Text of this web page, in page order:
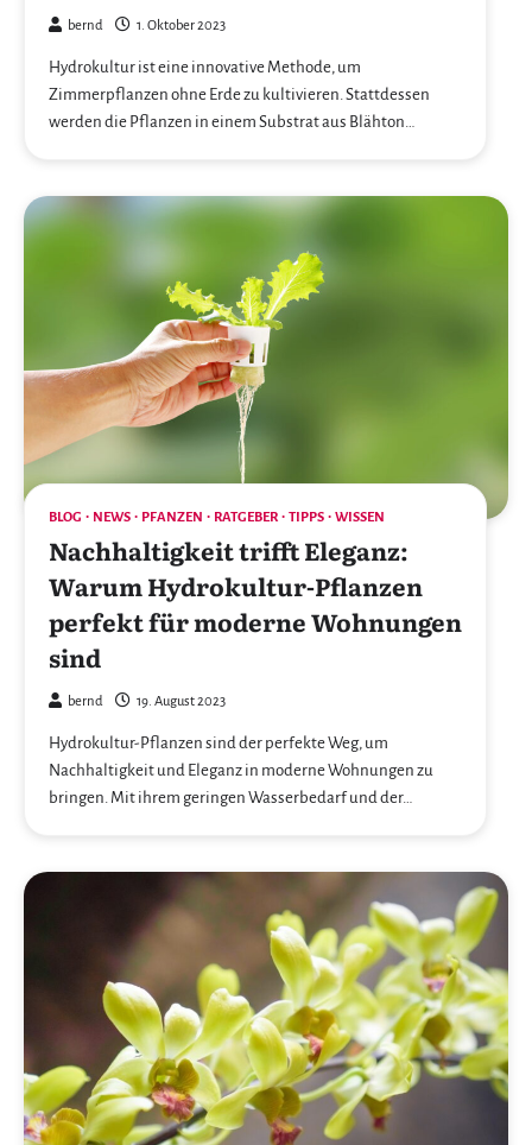
bernd 1. Oktober 2023
Hydrokultur ist eine innovative Methode, um
Zimmerpflanzen ohne Erde zu kultivieren. Stattdessen
werden die Pflanzen in einem Substrat aus Blähton…
BLOG NEWS PFANZEN RATGEBER TIPPS WISSEN
Nachhaltigkeit trifft Eleganz:
Warum Hydrokultur-Pflanzen
perfekt für moderne Wohnungen
sind
bernd 19. August 2023
Hydrokultur-Pflanzen sind der perfekte Weg, um
Nachhaltigkeit und Eleganz in moderne Wohnungen zu
bringen. Mit ihrem geringen Wasserbedarf und der…